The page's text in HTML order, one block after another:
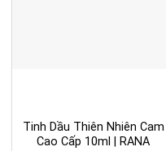
Tinh Dầu Thiên Nhiên Cam
Cao Cấp 10ml | RANA